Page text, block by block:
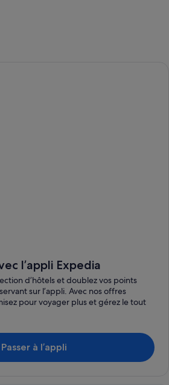
l’appli Expedia
d’hôtels et doublez vos points
sur l’appli. Avec nos offres
pour voyager plus et gérez le tout
Passer à l’appli